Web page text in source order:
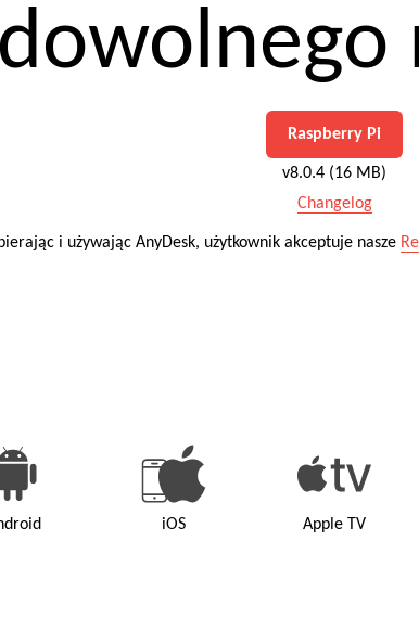
dowolnego
Raspberry Pi
v8.0.4 (16 MB)
Changelog
i używając AnyDesk, użytkownik akceptuje nasze
iOS Apple TV